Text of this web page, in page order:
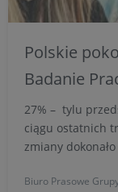
Polskie
Badanie
27% – tylu
ciągu ostatnich
zmiany
grupy wynik ten
Biuro Prasowe